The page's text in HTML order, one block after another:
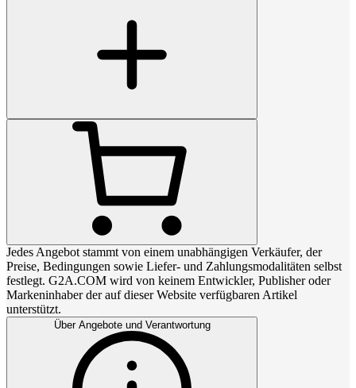
Jedes Angebot stammt von einem unabhängigen Verkäufer, der
Preise, Bedingungen sowie Liefer- und Zahlungsmodalitäten selbst
festlegt. G2A.COM wird von keinem Entwickler, Publisher oder
Markeninhaber der auf dieser Website verfügbaren Artikel
unterstützt.
Über Angebote und Verantwortung